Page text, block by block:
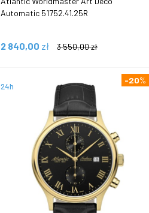
Automatic 51752.41.25R
2 840,00 zł 3 550,00zł
24h
-20%